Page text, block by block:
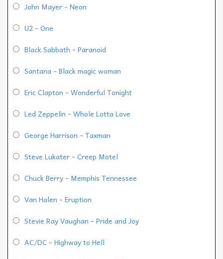
John Mayer - Neon
U2 - One
Black Sabbath - Paranoid
Santana - Black magic woman
Eric Clapton - Wonderful Tonight
Led Zeppelin - Whole Lotta Love
George Harrison - Taxman
Steve Lukater - Creep Motel
Chuck Berry - Memphis Tennessee
Van Halen - Eruption
Stevie Ray Vaughan - Pride and Joy
AC/DC - Highway to Hell